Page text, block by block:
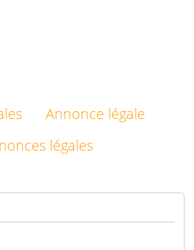
Annonce légale
légales